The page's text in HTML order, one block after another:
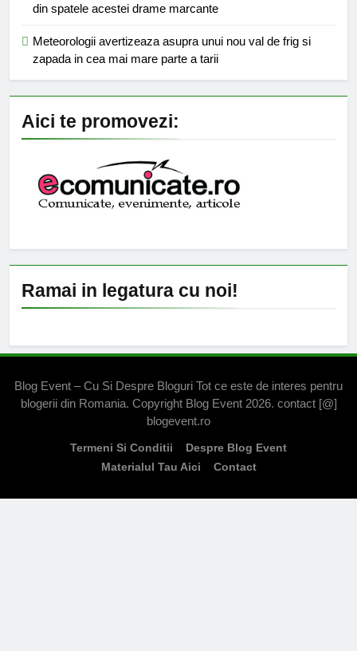
din spatele acestei drame marcante
Meteorologii avertizeaza asupra unui nou val de frig si
zapada in cea mai mare parte a tarii
Aici te promovezi:
Ramai in legatura cu noi!
Blog Event – Cu Si Despre Bloguri Tot ce este de interes pentru
blogerii din Romania. Copyright Blog Event 2026. contact [@]
blogevent.ro
Termeni Si Conditii
Despre Blog Event
Materialul Tau Aici
Contact